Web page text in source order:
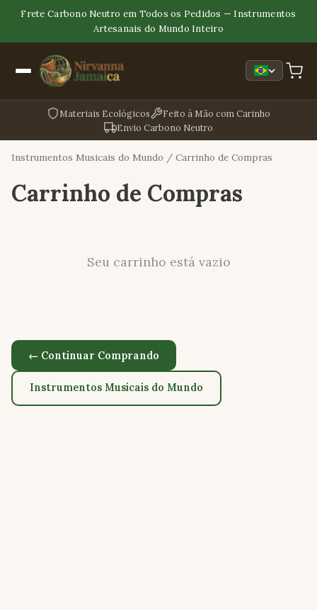
Frete Carbono Neutro em Todos os Pedidos — Instrumentos
Artesanais do Mundo Inteiro
Materiais Ecológicos
Feito à Mão com Carinho
Envio Carbono Neutro
Instrumentos Musicais do Mundo / Carrinho de Compras
Carrinho de Compras
Seu carrinho está vazio
← Continuar Comprando
Instrumentos Musicais do Mundo